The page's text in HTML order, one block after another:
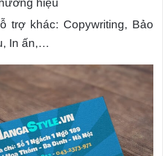
hiệu
trợ khác: Copywriting, Bảo
In ấn,…